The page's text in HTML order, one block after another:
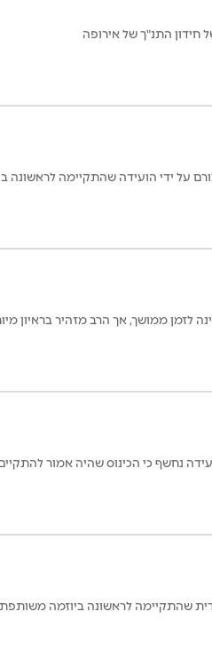
חידון התנ"ך של אירופה
על ידי הועידה שהתקיימה לראשונה
ממושך, אך הרב מזהיר בראיון
לרגל 70 שנה לארגון. בפתח הוועידה נחשף כי הכינוס שהיה אמור
הייחודית שהתקיימה לראשונה ביוזמה